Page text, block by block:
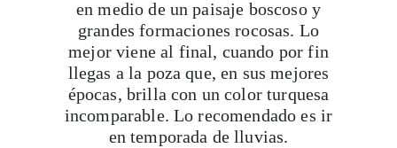
en medio de un paisaje boscoso y
grandes formaciones rocosas. Lo
mejor viene al final, cuando por fin
llegas a la poza que, en sus mejores
épocas, brilla con un color turquesa
incomparable. Lo recomendado es ir
en temporada de lluvias.